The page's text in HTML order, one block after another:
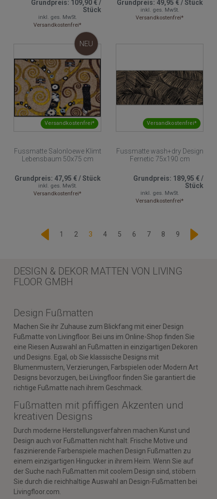
Grundpreis: 109,90 €/
Stück
inkl. ges. MwSt.
Versandkostenfrei*
Grundpreis: 49,95 €/Stück
inkl. ges. MwSt.
Versandkostenfrei*
Versandkostenfrei*
NEU
Fussmatte Salonloewe Klimt
Lebensbaum 50x75 cm
Grundpreis: 47,95 €/Stück
inkl. ges. MwSt.
Versandkostenfrei*
Versandkostenfrei*
Fussmatte wash+dry Design
Fernetic 75x190 cm
Grundpreis: 189,95 €/
Stück
inkl. ges. MwSt.
Versandkostenfrei*
1 2 3 4 5 6 7 8 9
DESIGN & DEKOR MATTEN VON LIVING
FLOOR GMBH
Design Fußmatten
Machen Sie ihr Zuhause zum Blickfang mit einer Design
Fußmatte von Livingfloor. Bei uns im Online-Shop finden Sie
eine Riesen Auswahl an Fußmatten in einzigartigen Dekoren
und Designs. Egal, ob Sie klassische Designs mit
Blumenmustern, Verzierungen, Farbspielen oder Modern Art
Designs bevorzugen, bei Livingfloor finden Sie garantiert die
richtige Fußmatte nach ihrem Geschmack.
Fußmatten mit pfiffigen Akzenten und
kreativen Designs
Durch moderne Herstellungsverfahren machen Kunst und
Design auch vor Fußmatten nicht halt. Frische Motive und
faszinierende Farbenspiele machen Design Fußmatten zu
einem einzigartigen Hingucker in ihrem Heim. Wenn Sie auf
der Suche nach Fußmatten mit coolem Design sind, stöbern
Sie durch die reichhaltige Auswahl an Design-Fußmatten bei
Livingfloor.com.